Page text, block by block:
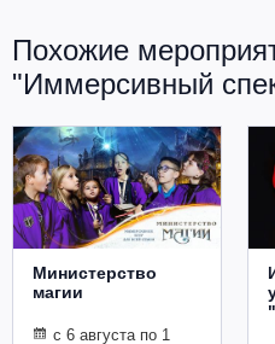
Похожие
"Иммерсивный
Министерство
магии
с 6 августа по 1